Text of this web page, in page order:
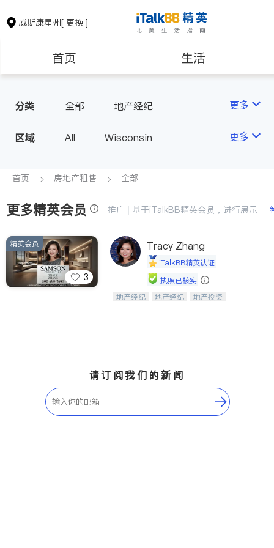
威斯康星州[ 更换 ]
首页 生活
房地产租售
教育
非盈利组织
分类 全部 地产经纪 更多
区域 All Wisconsin 更多
首页 房地产租售 全部
更多精英会员 推广 | 基于iTalkBB精英会员，进行展示
3
精英会员 Tracy Zhang
iTalkBB精英认证
执照已核实
Tracy Zhang - 引领大华府地区房产
地产经纪 地产经纪
地产投资
请订阅我们的新闻